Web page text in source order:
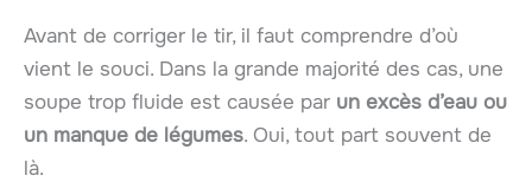
Avant de corriger le tir, il faut comprendre d’où
vient le souci. Dans la grande majorité des cas, une
soupe trop fluide est causée par un excès d’eau ou
un manque de légumes. Oui, tout part souvent de
là.